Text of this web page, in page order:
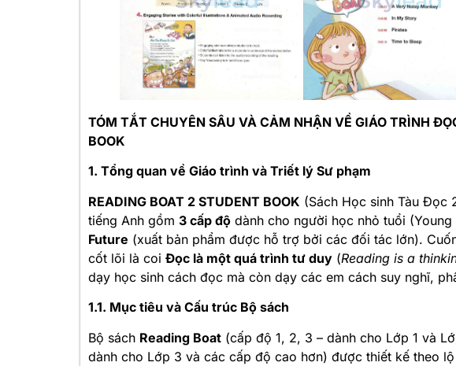
TÓM TẮT CHUYÊN SÂU VÀ CẢM NHẬN VỀ GIÁO TRÌNH
BOOK
1. Tổng quan về Giáo trình và Triết lý Sư phạm
READING BOAT 2 STUDENT BOOK (Sách Học sinh Tàu Đọc
tiếng Anh gồm 3 cấp độ dành cho người học nhỏ tuổi
Future (xuất bản phẩm được hỗ trợ bởi các đối tác lớn).
cốt lõi là coi Đọc là một quá trình tư duy (Reading is a
dạy học sinh cách đọc mà còn dạy các em cách suy nghĩ,
1.1. Mục tiêu và Cấu trúc Bộ sách
Bộ sách Reading Boat (cấp độ 1, 2, 3 – dành cho Lớp 1 và
dành cho Lớp 3 và các cấp độ cao hơn) được thiết kế theo